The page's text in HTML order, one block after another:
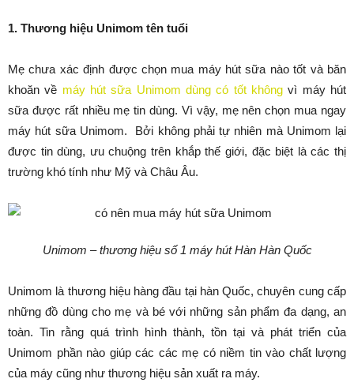
1. Thương hiệu Unimom tên tuổi
Mẹ chưa xác định được chọn mua máy hút sữa nào tốt và băn
khoăn về máy hút sữa Unimom dùng có tốt không vì máy hút
sữa được rất nhiều mẹ tin dùng. Vì vậy, mẹ nên chọn mua ngay
máy hút sữa Unimom. Bởi không phải tự nhiên mà Unimom lại
được tin dùng, ưu chuộng trên khắp thế giới, đặc biệt là các thị
trường khó tính như Mỹ và Châu Âu.
Unimom – thương hiệu số 1 máy hút Hàn Hàn Quốc
Unimom là thương hiệu hàng đầu tại hàn Quốc, chuyên cung cấp
những đồ dùng cho mẹ và bé với những sản phẩm đa dạng, an
toàn. Tin rằng quá trình hình thành, tồn tại và phát triển của
Unimom phần nào giúp các các mẹ có niềm tin vào chất lượng
của máy cũng như thương hiệu sản xuất ra máy.